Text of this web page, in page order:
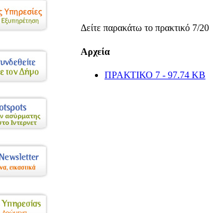
Δείτε παρακάτω το πρακτικό 7/
Αρχεία
ΠΡΑΚΤΙΚΟ 7 - 97.74 KB